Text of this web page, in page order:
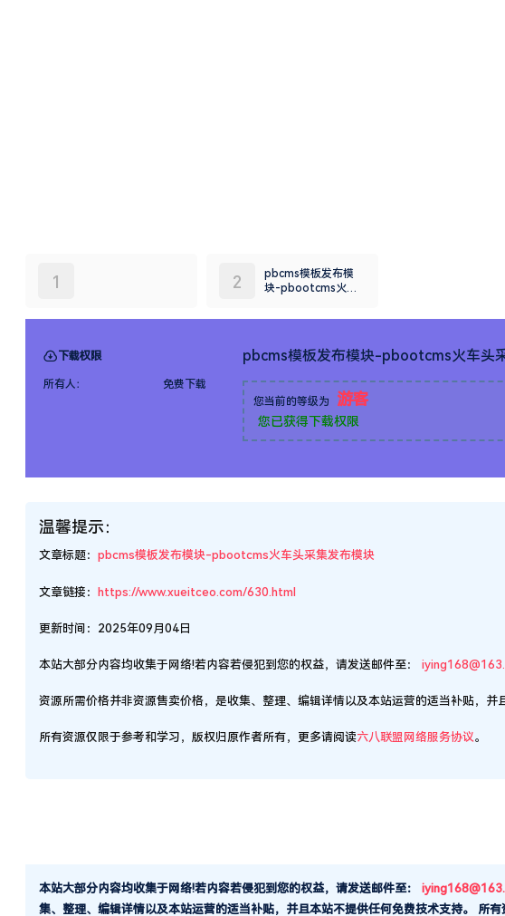
资源所需价格并非资源售卖价格，是收集、整理、编辑详情以及本站运营的适当补贴，并
所有资源仅限于参考和学习，版权归原作者所有，更多请阅读六八联盟网络服务协议
本站大部分内容均收集于网络!若内容若侵犯到您的权益，请发送邮件至：
服务协议 。
免责声明：本站所发布的一切资源仅限用于学习和研究目的；不得将上述内
络，版权争议与本站无关。您必须在下载后的24个小时之内，从您的电脑中彻底删除上
方式使用软件的，可以不经软件著作权人许可，不向其支付报酬！鉴于此，也希望大家
Dedecms发布模块–织梦CMS火车头采集发布模块